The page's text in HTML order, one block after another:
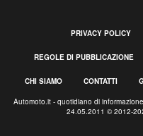
PRIVACY POLICY
REGOLE DI PUBBLICAZIONE
CHI SIAMO CONTATTI
Automoto.it - quotidiano di
24.05.2011 © 2012-